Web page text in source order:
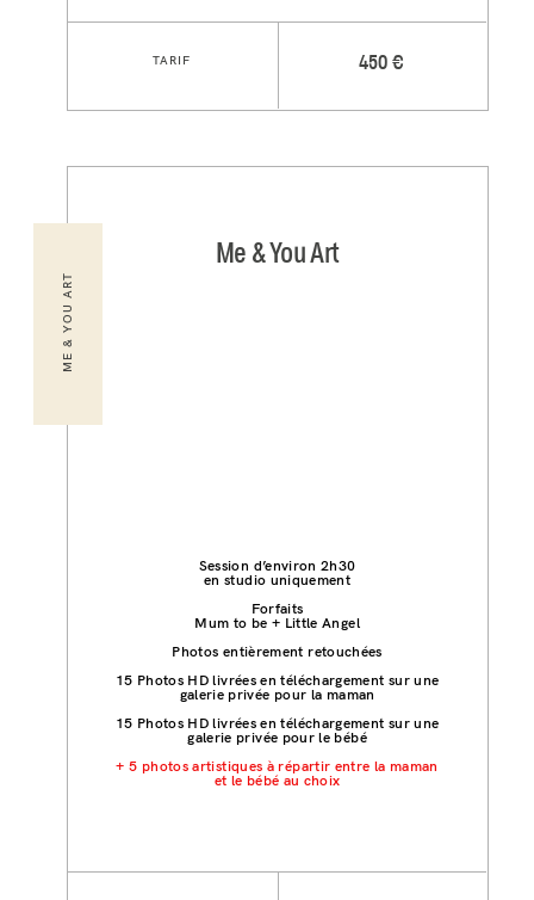
Me & You Art
ME & YOU ART
Session d’environ 2h30
en studio uniquement
Forfaits
Mum to be + Little Angel
Photos entièrement retouchées
15 Photos HD livrées en téléchargement sur une
galerie privée pour la maman
15 Photos HD livrées en téléchargement sur une
galerie privée pour le bébé
+ 5 photos artistiques à répartir entre la maman
et le bébé au choix
450 €
TARIF